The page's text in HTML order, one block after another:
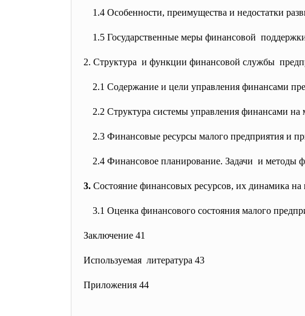
1.4 Особенности, преимущества и недостатки
1.5 Государственные меры финансовой
2. Структура и функции финансовой службы
2.1 Содержание и цели управления финансами
2.2 Структура системы управления финансами
2.3 Финансовые ресурсы малого предприятия и
2.4 Финансовое планирование. Задачи и методы
3. Состояние финансовых ресурсов, их динамика на
3.1 Оценка финансового состояния малого
Заключение 41
Используемая литература 43
Приложения 44